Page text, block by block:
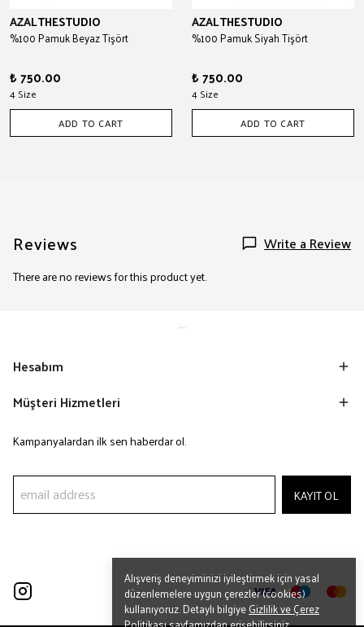
Alışveriş deneyiminizi iyileştirmek için yasal
düzenlemelere uygun çerezler (cookies)
kullanıyoruz. Detaylı bilgiyeGizlilik ve Çerez
AZALTHESTUDIO
%100 Pamuk Beyaz Tişört
₺ 750.00
4 Size
ADD TO CART
AZALTHESTUDIO
%100 Pamuk Siyah Tişört
₺ 750.00
4 Size
ADD TO CART
Reviews Write a Review
There are no reviews for this product yet.
Hesabım
Müşteri Hizmetleri
Kampanyalardan ilk sen haberdar ol.
KAYIT OL